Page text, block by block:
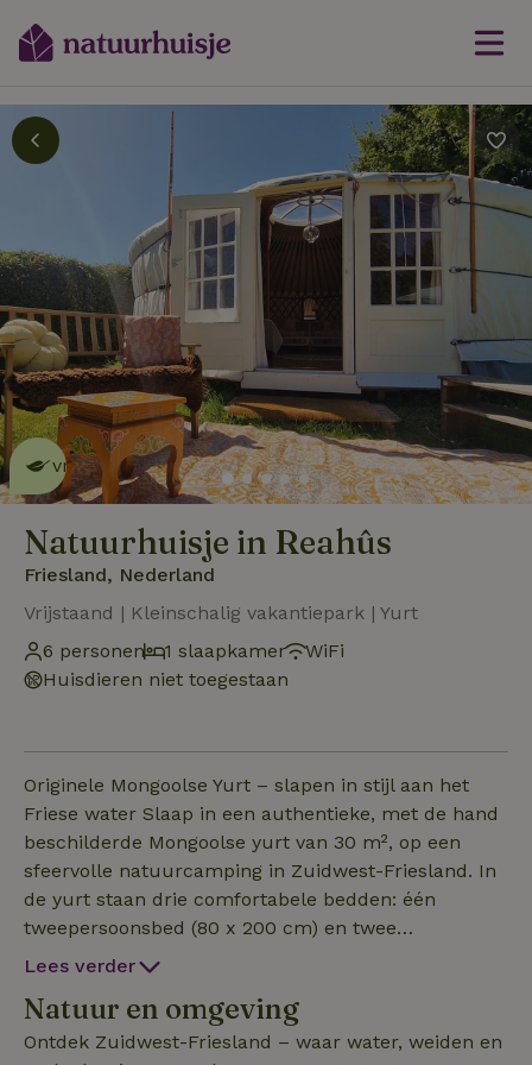
Dit natuurhuisje is eco-
vriendelijklees meer
Natuurhuisje in Reahûs
Friesland, Nederland
Vrijstaand | Kleinschalig vakantiepark | Yurt
6 personen
1 slaapkamer
WiFi
Huisdieren niet toegestaan
Originele Mongoolse Yurt – slapen in stijl aan het
Friese water Slaap in een authentieke, met de hand
beschilderde Mongoolse yurt van 30 m², op een
sfeervolle natuurcamping in Zuidwest-Friesland. In
de yurt staan drie comfortabele bedden: één
tweepersoonsbed (80 x 200 cm) en twee
eenpersoonsbedden (70 x 200 cm). Alle bedden
Gasten nemen zelf hun dekbedovertrekken,
hoeslakens en kussenslopen mee. De meubels,
Lees verder
Natuur en omgeving
Ontdek Zuidwest-Friesland – waar water, weiden en